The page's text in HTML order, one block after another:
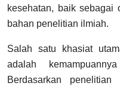
kesehatan, baik sebagai
bahan penelitian ilmiah.
Salah satu khasiat
adalah
Berdasarkan